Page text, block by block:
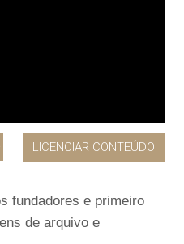
LICENCIAR CONTEÚDO
fundadores e primeiro
de arquivo e